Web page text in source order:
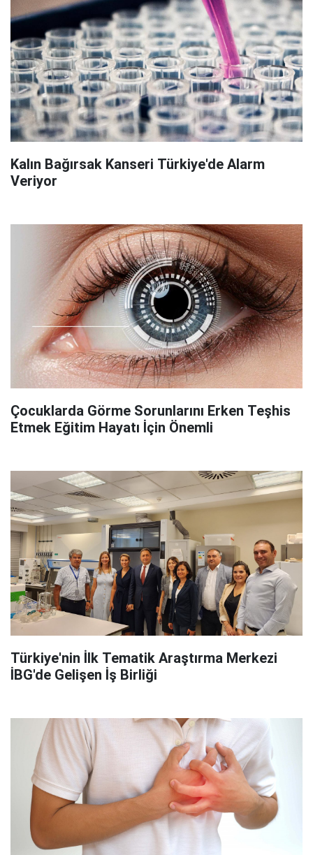
Kalın Bağırsak Kanseri Türkiye'de Alarm
Veriyor
Çocuklarda Görme Sorunlarını Erken Teşhis
Etmek Eğitim Hayatı İçin Önemli
Türkiye'nin İlk Tematik Araştırma Merkezi
İBG'de Gelişen İş Birliği